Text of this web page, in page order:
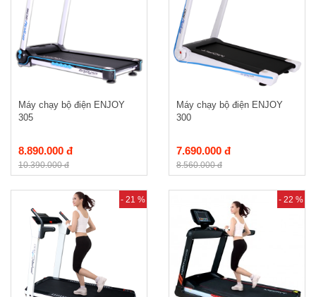
Máy chạy bộ điện ENJOY
305
8.890.000 đ
10.390.000 đ
Máy chạy bộ điện ENJOY
300
7.690.000 đ
8.560.000 đ
- 21 % - 22 %